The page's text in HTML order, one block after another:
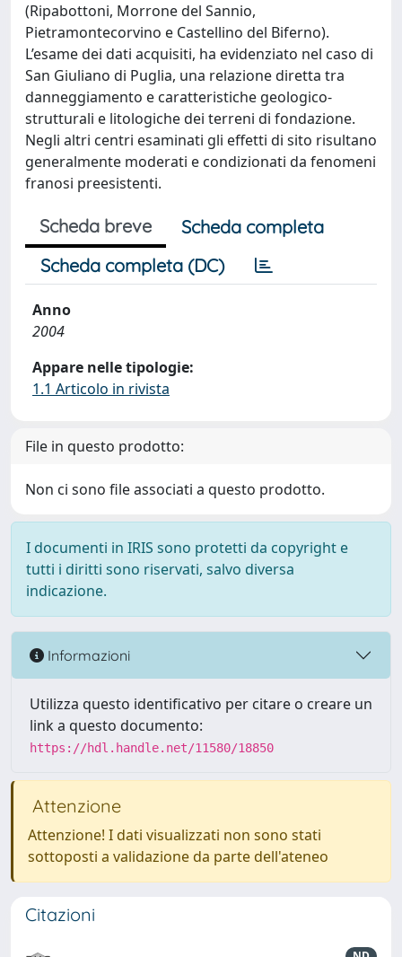
(Ripabottoni, Morrone del Sannio,
Pietramontecorvino e Castellino del Biferno).
L’esame dei dati acquisiti, ha evidenziato nel caso di
San Giuliano di Puglia, una relazione diretta tra
danneggiamento e caratteristiche geologico-
strutturali e litologiche dei terreni di fondazione.
Negli altri centri esaminati gli effetti di sito risultano
generalmente moderati e condizionati da fenomeni
franosi preesistenti.
Scheda breve
Scheda completa
Scheda completa (DC)
Anno
2004
Appare nelle tipologie:
1.1 Articolo in rivista
File in questo prodotto:
Non ci sono file associati a questo prodotto.
I documenti in IRIS sono protetti da copyright e
tutti i diritti sono riservati, salvo diversa
indicazione.
Informazioni
Utilizza questo identificativo per citare o creare un
link a questo documento:
https://hdl.handle.net/11580/18850
Attenzione
Attenzione! I dati visualizzati non sono stati
sottoposti a validazione da parte dell'ateneo
Citazioni